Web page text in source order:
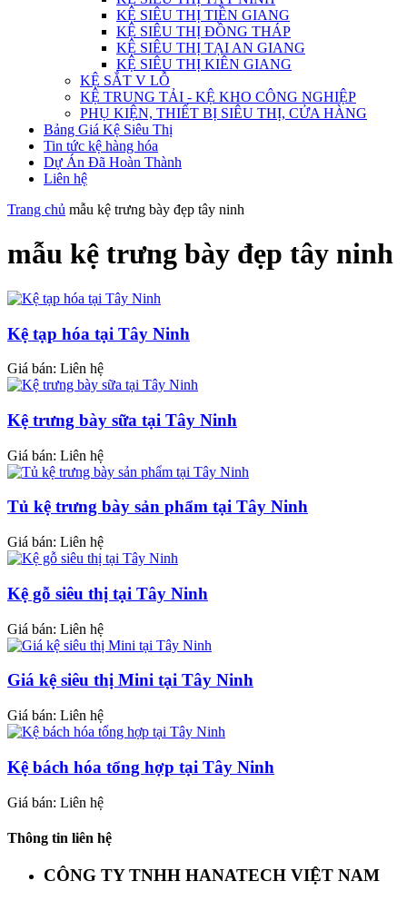
KỆ SIÊU THỊ TIỀN GIANG
KỆ SIÊU THỊ ĐỒNG THÁP
KỆ SIÊU THỊ TẠI AN GIANG
KỆ SIÊU THỊ KIÊN GIANG
KỆ SẮT V LỖ
KỆ TRUNG TẢI - KỆ KHO CÔNG NGHIỆP
PHỤ KIỆN, THIẾT BỊ SIÊU THỊ, CỬA HÀNG
Bảng Giá Kệ Siêu Thị
Tin tức kệ hàng hóa
Dự Án Đã Hoàn Thành
Liên hệ
Trang chủ mẫu kệ trưng bày đẹp tây ninh
mẫu kệ trưng bày đẹp tây ninh
Kệ tạp hóa tại Tây Ninh
Giá bán: Liên hệ
Kệ trưng bày sữa tại Tây Ninh
Giá bán: Liên hệ
Tủ kệ trưng bày sản phẩm tại Tây Ninh
Giá bán: Liên hệ
Kệ gỗ siêu thị tại Tây Ninh
Giá bán: Liên hệ
Giá kệ siêu thị Mini tại Tây Ninh
Giá bán: Liên hệ
Kệ bách hóa tổng hợp tại Tây Ninh
Giá bán: Liên hệ
Thông tin liên hệ
CÔNG TY TNHH HANATECH VIỆT NAM